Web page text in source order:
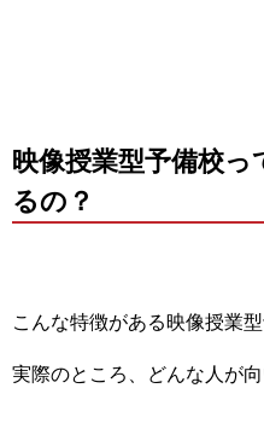
映像授業型予備校
るの？
こんな特徴がある映像授業型
実際のところ、どんな人が